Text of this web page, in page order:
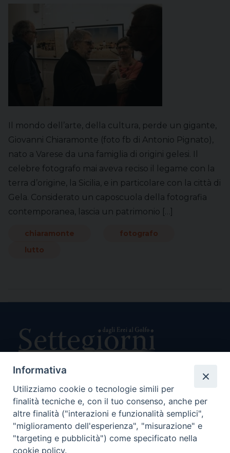
Il mondo dell’arte, della cultura, perde un gigante,
Giovanni Chiaramonte (foto fb di Antonio Pignato),
nato a Varese da una famiglia di origini gelesi. Il
celebre fotografo mai aveva reciso il legame con la
terra d’origine, la Sicilia, e in particolare con la città di
Gela. Considerato un caposcuola della fotografia
contemporanea, lascia un patrimonio […]
chiaramonte
fotografo
lutto
Direttore Responsabile Giuseppe Rabita
Direttore Amministrativo Salvatore Bruno
Editore e Proprietà Opera di Religione della Diocesi di Piazza
Armerina,
Via Cammarata, 21 – Piazza Armerina
P. I. 01121870867
Informativa
Utilizziamo cookie o tecnologie simili per
finalità tecniche e, con il tuo consenso, anche per
altre finalità ("interazioni e funzionalità semplici",
"miglioramento dell'esperienza", "misurazione" e
"targeting e pubblicità") come specificato nella
cookie policy.